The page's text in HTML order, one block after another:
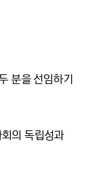
분을 선임하기
의 독립성과